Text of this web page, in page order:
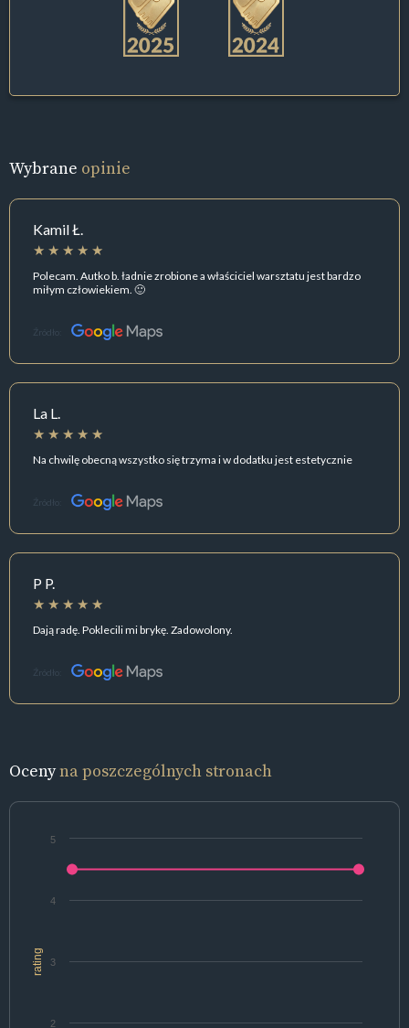
Wybrane opinie
Kamil Ł.
Polecam. Autko b. ładnie zrobione a właściciel warsztatu jest bardzo
miłym człowiekiem. 🙂
Źródło:
La L.
Na chwilę obecną wszystko się trzyma i w dodatku jest estetycznie
Źródło:
P P.
Dają radę. Poklecili mi brykę. Zadowolony.
Źródło:
Ocenyna poszczególnych stronach
rating
2
3
4
5